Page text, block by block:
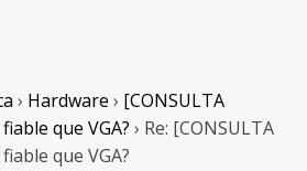
› Hardware › [CONSULTA
que VGA? › Re: [CONSULTA
que VGA?